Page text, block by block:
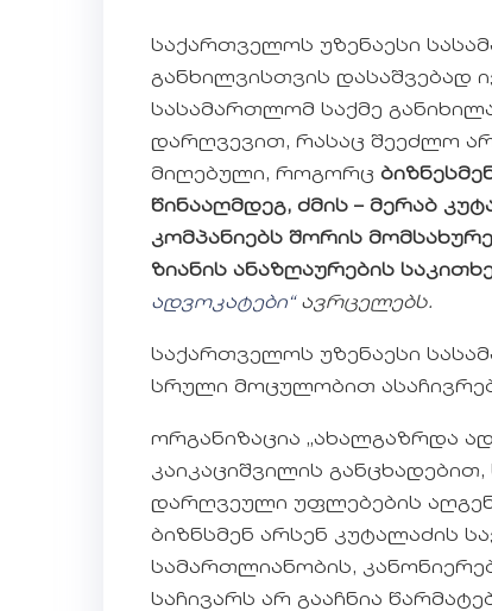
საქართველოს უზენაესი
განხილვისთვის დასაშვებად
სასამართლომ საქმე
დარღვევით, რასაც შეეძლო
მიღებული, როგორც
წინააღმდეგ, ძმის – მერაბ
კომპანიებს შორის
ზიანის ანაზღაურების
ადვოკატები“ავრცელებს.
საქართველოს უზენაესი
სრული მოცულობით
ორგანიზაცია „ახალგაზრდა
კაიკაციშვილის
დარღვეული უფლებების
ბიზნსმენ არსენ კუტალაძის
სამართლიანობის,
საჩივარს არ გააჩნია